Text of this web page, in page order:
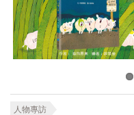
人物專訪